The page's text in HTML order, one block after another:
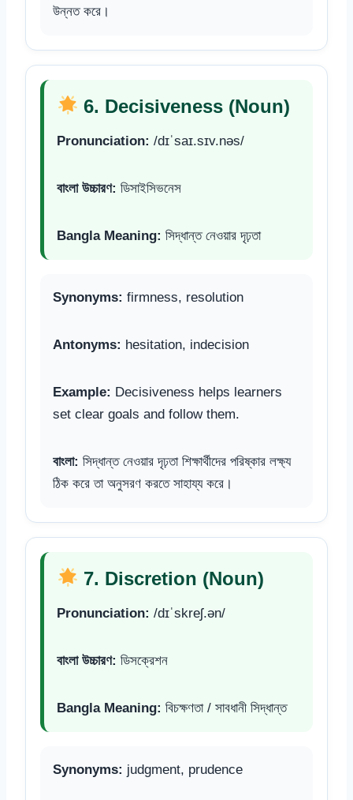
উন্নত করে।
6. Decisiveness (Noun)
Pronunciation: /dɪˈsaɪ.sɪv.nəs/
বাংলা উচ্চারণ: ডিসাইসিভনেস
Bangla Meaning: সিদ্ধান্ত নেওয়ার দৃঢ়তা
Synonyms: firmness, resolution
Antonyms: hesitation, indecision
Example: Decisiveness helps learners
set clear goals and follow them.
বাংলা: সিদ্ধান্ত নেওয়ার দৃঢ়তা শিক্ষার্থীদের পরিষ্কার লক্ষ্য
ঠিক করে তা অনুসরণ করতে সাহায্য করে।
7. Discretion (Noun)
Pronunciation: /dɪˈskreʃ.ən/
বাংলা উচ্চারণ: ডিসক্রেশন
Bangla Meaning: বিচক্ষণতা / সাবধানী সিদ্ধান্ত
Synonyms: judgment, prudence